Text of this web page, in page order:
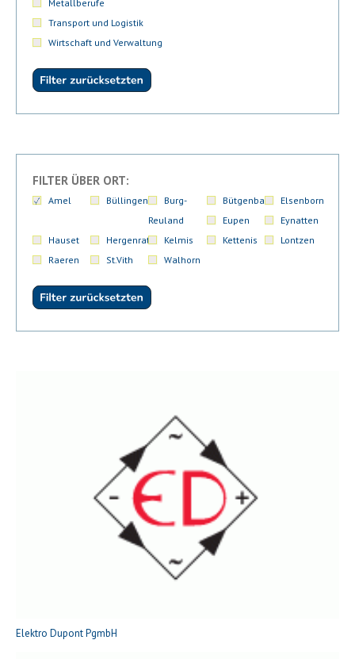
Metallberufe
Transport und Logistik
Wirtschaft und Verwaltung
FILTER ÜBER ORT:
Amel Büllingen
Burg-
Reuland
Bütgenbach
Elsenborn
Eupen
Eynatten
Hauset
Hergenrath Kelmis Kettenis
Lontzen
Raeren
St.Vith Walhorn
Elektro Dupont PgmbH